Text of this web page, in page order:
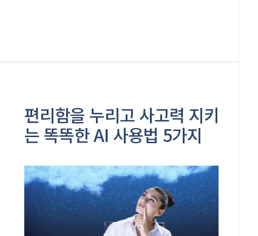
편리함을 누리고 사고력 지키
는 똑똑한 AI 사용법 5가지